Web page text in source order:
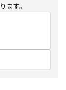
ます。